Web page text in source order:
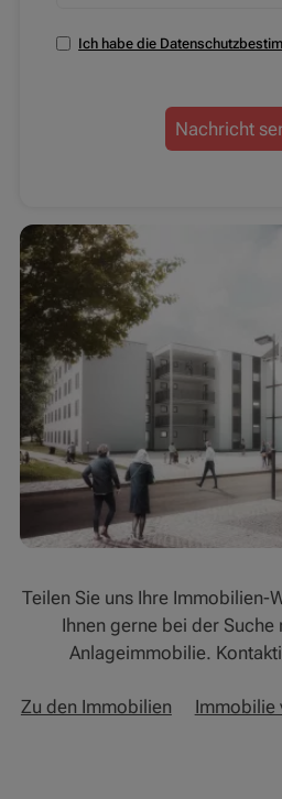
Ich habe die
Nachricht
Teilen Sie uns Ihre Immobilien-
Ihnen gerne bei der
Anlageimmobilie.
Zu den Immobilien Immobilie